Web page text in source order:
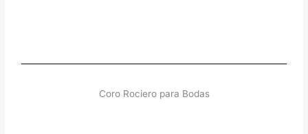
Coro Rociero para Bodas